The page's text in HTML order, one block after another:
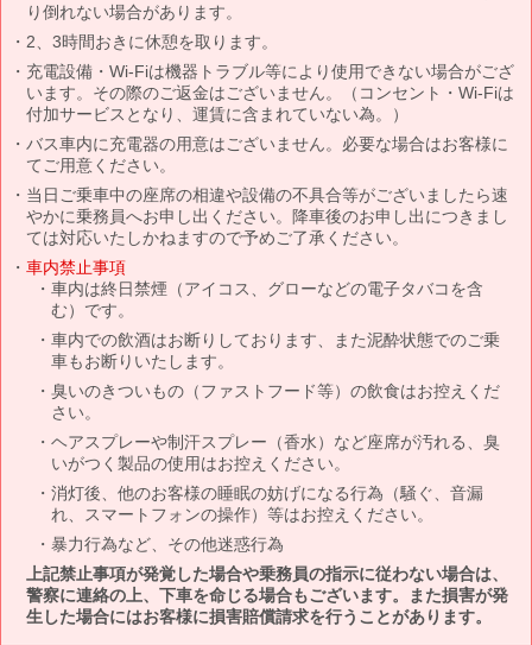
り倒れない場合があります。
2、3時間おきに休憩を取ります。
充電設備・Wi-Fiは機器トラブル等により使用できない場合がござ
います。その際のご返金はございません。（コンセント・Wi-Fiは
付加サービスとなり、運賃に含まれていない為。）
バス車内に充電器の用意はございません。必要な場合はお客様に
てご用意ください。
当日ご乗車中の座席の相違や設備の不具合等がございましたら速
やかに乗務員へお申し出ください。降車後のお申し出につきまし
ては対応いたしかねますので予めご了承ください。
車内禁止事項
車内は終日禁煙（アイコス、グローなどの電子タバコを含
む）です。
車内での飲酒はお断りしております、また泥酔状態でのご乗
車もお断りいたします。
臭いのきついもの（ファストフード等）の飲食はお控えくだ
さい。
ヘアスプレーや制汗スプレー（香水）など座席が汚れる、臭
いがつく製品の使用はお控えください。
消灯後、他のお客様の睡眠の妨げになる行為（騒ぐ、音漏
れ、スマートフォンの操作）等はお控えください。
暴力行為など、その他迷惑行為
上記禁止事項が発覚した場合や乗務員の指示に従わない場合は、
警察に連絡の上、下車を命じる場合もございます。また損害が発
生した場合にはお客様に損害賠償請求を行うことがあります。